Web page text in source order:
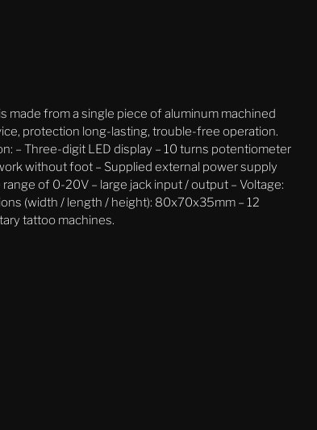
made from a single piece of aluminum machined
protection long-lasting, trouble-free operation.
– Three-digit LED display – 10 turns potentiometer
without foot – Supplied external power supply
of 0-20V – large jack input / output – Voltage:
(width / length / height): 80x70x35mm – 12
tattoo machines.